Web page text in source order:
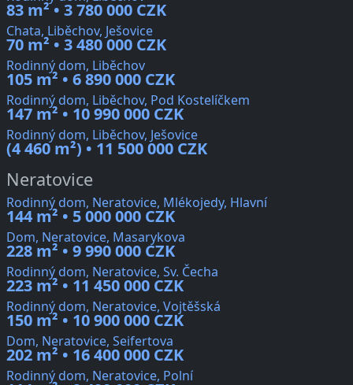
83 m² • 3 780 000 CZK
Chata, Liběchov, Ješovice
70 m² • 3 480 000 CZK
Rodinný dom, Liběchov
105 m² • 6 890 000 CZK
Rodinný dom, Liběchov, Pod Kostelíčkem
147 m² • 10 990 000 CZK
Rodinný dom, Liběchov, Ješovice
(4 460 m²) • 11 500 000 CZK
Neratovice
Rodinný dom, Neratovice, Mlékojedy, Hlavní
144 m² • 5 000 000 CZK
Dom, Neratovice, Masarykova
228 m² • 9 990 000 CZK
Rodinný dom, Neratovice, Sv. Čecha
223 m² • 11 450 000 CZK
Rodinný dom, Neratovice, Vojtěšská
150 m² • 10 900 000 CZK
Dom, Neratovice, Seifertova
202 m² • 16 400 000 CZK
Rodinný dom, Neratovice, Polní